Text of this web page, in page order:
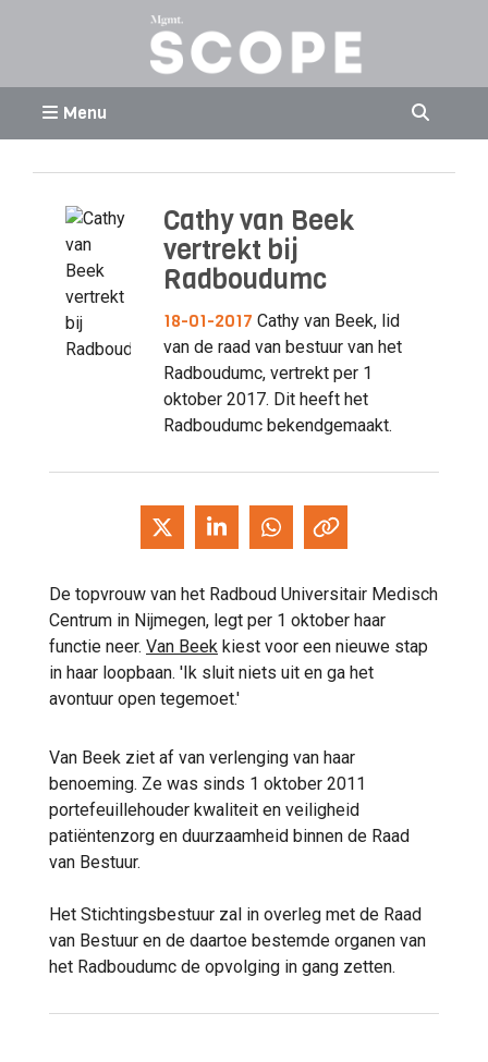
Menu
Cathy van Beek
vertrekt bij
Radboudumc
18-01-2017 Cathy van Beek, lid
van de raad van bestuur van het
Radboudumc, vertrekt per 1
oktober 2017. Dit heeft het
Radboudumc bekendgemaakt.
De topvrouw van het Radboud Universitair Medisch
Centrum in Nijmegen, legt per 1 oktober haar
functie neer. Van Beek kiest voor een nieuwe stap
in haar loopbaan. 'Ik sluit niets uit en ga het
avontuur open tegemoet.'
Van Beek ziet af van verlenging van haar
benoeming. Ze was sinds 1 oktober 2011
portefeuillehouder kwaliteit en veiligheid
patiëntenzorg en duurzaamheid binnen de Raad
van Bestuur.
Het Stichtingsbestuur zal in overleg met de Raad
van Bestuur en de daartoe bestemde organen van
het Radboudumc de opvolging in gang zetten.